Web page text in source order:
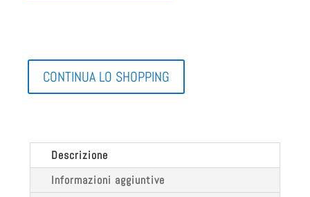
CONTINUA LO SHOPPING
Descrizione
Informazioni aggiuntive